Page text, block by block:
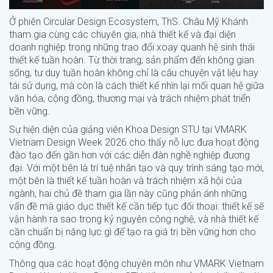
Ở phiên Circular Design Ecosystem, ThS. Châu Mỹ Khánh
tham gia cùng các chuyên gia, nhà thiết kế và đại diện
doanh nghiệp trong những trao đổi xoay quanh hệ sinh thái
thiết kế tuần hoàn. Từ thời trang, sản phẩm đến không gian
sống, tư duy tuần hoàn không chỉ là câu chuyện vật liệu hay
tái sử dụng, mà còn là cách thiết kế nhìn lại mối quan hệ giữa
văn hóa, cộng đồng, thương mại và trách nhiệm phát triển
bền vững.
Sự hiện diện của giảng viên Khoa Design STU tại VMARK
Vietnam Design Week 2026 cho thấy nỗ lực đưa hoạt động
đào tạo đến gần hơn với các diễn đàn nghề nghiệp đương
đại. Với một bên là trí tuệ nhân tạo và quy trình sáng tạo mới,
một bên là thiết kế tuần hoàn và trách nhiệm xã hội của
ngành, hai chủ đề tham gia lần này cũng phản ánh những
vấn đề mà giáo dục thiết kế cần tiếp tục đối thoại: thiết kế sẽ
vận hành ra sao trong kỷ nguyên công nghệ, và nhà thiết kế
cần chuẩn bị năng lực gì để tạo ra giá trị bền vững hơn cho
cộng đồng.
Thông qua các hoạt động chuyên môn như VMARK Vietnam